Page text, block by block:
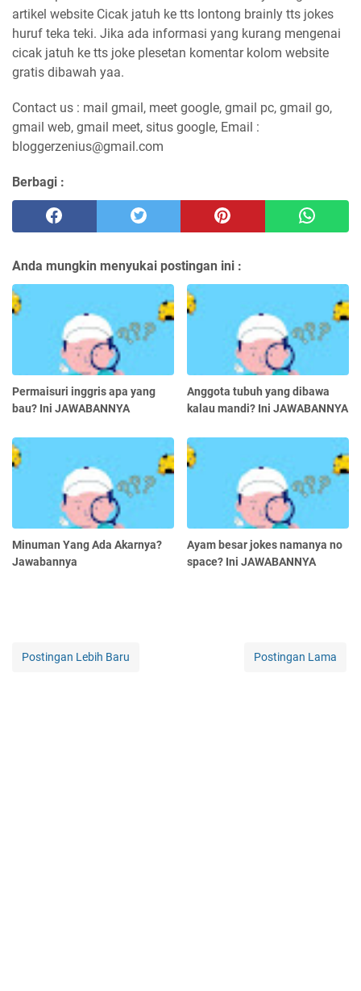
artikel website Cicak jatuh ke tts lontong brainly tts jokes
huruf teka teki. Jika ada informasi yang kurang mengenai
cicak jatuh ke tts joke plesetan komentar kolom website
gratis dibawah yaa.
Contact us : mail gmail, meet google, gmail pc, gmail go,
gmail web, gmail meet, situs google, Email :
bloggerzenius@gmail.com
Berbagi :
Anda mungkin menyukai postingan ini :
Permaisuri inggris apa yang
bau? Ini JAWABANNYA
Anggota tubuh yang dibawa
kalau mandi? Ini JAWABANNYA
Minuman Yang Ada Akarnya?
Jawabannya
Ayam besar jokes namanya no
space? Ini JAWABANNYA
Postingan Lebih Baru Postingan Lama